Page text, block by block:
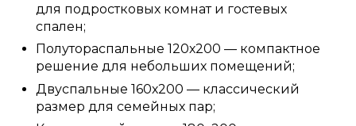
для подростковых комнат и гостевых
спален;
Полутораспальные 120х200 — компактное
решение для небольших помещений;
Двуспальные 160х200 — классический
размер для семейных пар;